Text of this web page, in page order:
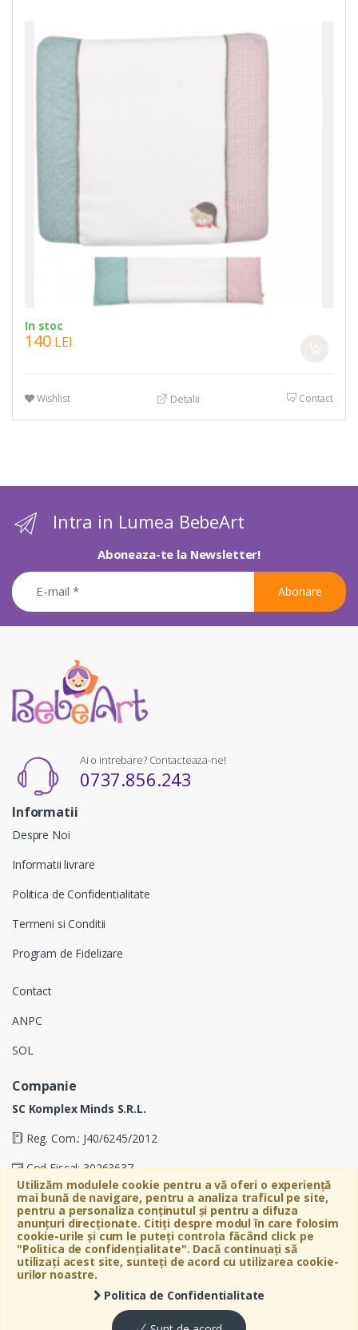
Utilizăm modulele cookie pentru a vă oferi o experiență
mai bună de navigare, pentru a analiza traficul pe site,
pentru a personaliza conținutul și pentru a difuza
anunțuri direcționate. Citiți despre modul în care folosim
cookie-urile și cum le puteți controla făcând click pe
"Politica de confidențialitate". Dacă continuați să
utilizați acest site, sunteți de acord cu utilizarea cookie-
urilor noastre.
Politica de Confidentialitate
In stoc
140 LEI
Wishlist Detalii Contact
Intra in Lumea BebeArt
Aboneaza-te la Newsletter!
Abonare
Ai o intrebare? Contacteaza-ne!
0737.856.243
Informatii
Despre Noi
Informatii livrare
Politica de Confidentialitate
Termeni si Conditii
Program de Fidelizare
Contact
ANPC
SOL
Companie
SC Komplex Minds S.R.L.
Reg. Com.: J40/6245/2012
Cod Fiscal: 30263637
Soseaua Virtutii 19D, Etaj 4, Biroul A, Sector 6, Bucuresti
- All Rights Reserved